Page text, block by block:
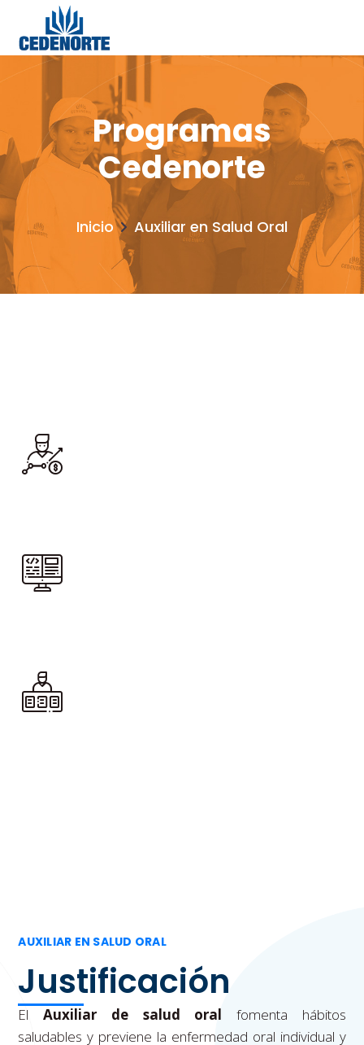
Programas
Cedenorte
Inicio Auxiliar en Salud Oral
AUXILIAR EN SALUD ORAL
Justificación
ElAuxiliar de salud oral fomenta hábitos
saludables y previene la enfermedad oral individual y